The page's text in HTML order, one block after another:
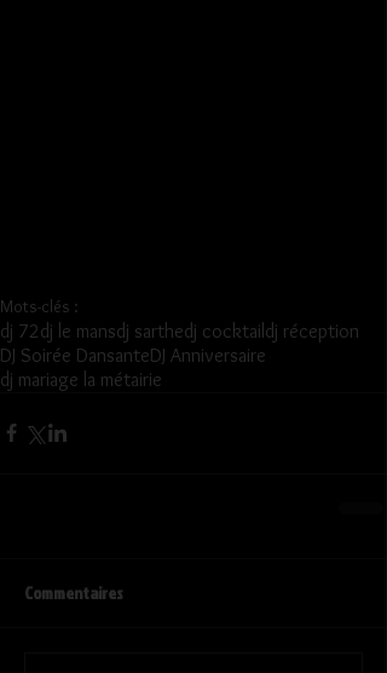
Mots-clés :
dj 72dj le mansdj sarthedj cocktail dj réception
DJ Soirée DansanteDJ Anniversaire
dj mariage la métairie
Commentaires